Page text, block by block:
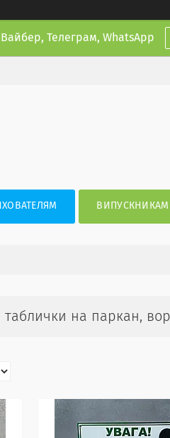
Телеграм, WhatsApp
ВИПУСКНИКАМ
таблички на паркан,